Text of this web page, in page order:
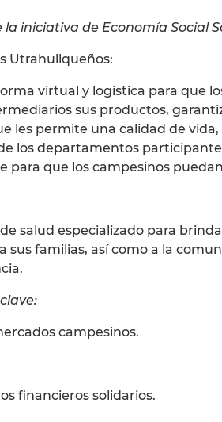
iniciativa de Economía Social
Utrahuilqueños:
virtual y logística para que
sus productos,
les permite una calidad de
los departamentos
para que los campesinos
salud especializado para
sus familias, así como a la
campesinos.
financieros solidarios.